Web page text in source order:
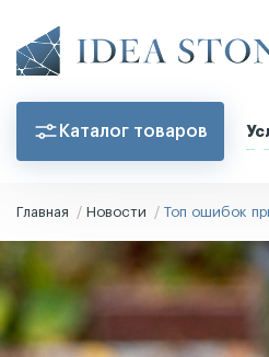
Каталог товаров
Главная Новости Топ ошибок